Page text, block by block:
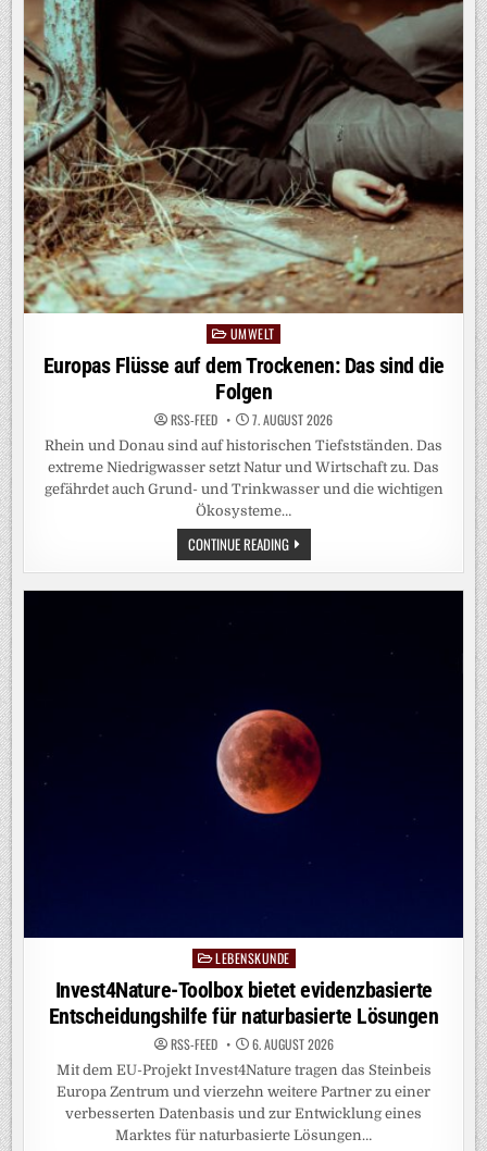
Posted
in
UMWELT
Europas Flüsse auf dem Trockenen: Das sind die
Folgen
RSS-FEED 7. AUGUST 2026
Rhein und Donau sind auf historischen Tiefstständen. Das
extreme Niedrigwasser setzt Natur und Wirtschaft zu. Das
gefährdet auch Grund- und Trinkwasser und die wichtigen
Ökosysteme…
CONTINUE READINGEUROPAS
FLÜSSE
AUF
PostedLEBENSKUNDE
Invest4Nature-Toolbox bietet evidenzbasierte
Entscheidungshilfe für naturbasierte Lösungen
RSS-FEED 6. AUGUST 2026
Mit dem EU-Projekt Invest4Nature tragen das Steinbeis
Europa Zentrum und vierzehn weitere Partner zu einer
verbesserten Datenbasis und zur Entwicklung eines
Marktes für naturbasierte Lösungen…